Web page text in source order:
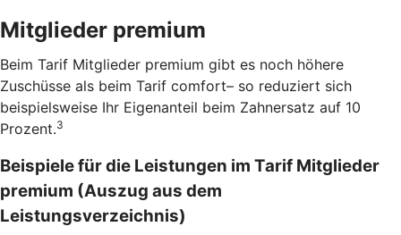
Mitglieder premium
Beim Tarif Mitglieder premium gibt es noch höhere
Zuschüsse als beim Tarif comfort– so reduziert sich
beispielsweise Ihr Eigenanteil beim Zahnersatz auf 10
Prozent.3
Beispiele für die Leistungen im Tarif Mitglieder
premium (Auszug aus dem
Leistungsverzeichnis)